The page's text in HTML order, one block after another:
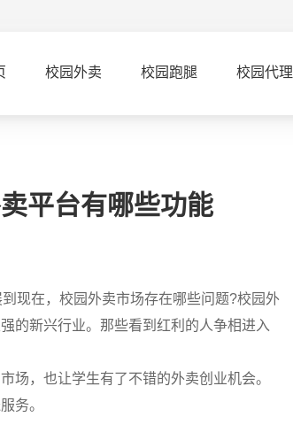
校园外卖 校园跑腿 校园代理
平台有哪些功能
到现在，校园外卖市场存在哪些问题?校园外
的新兴行业。那些看到红利的人争相进入
场，也让学生有了不错的外卖创业机会。
务。